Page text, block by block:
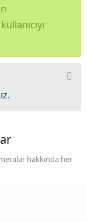
hakkında her